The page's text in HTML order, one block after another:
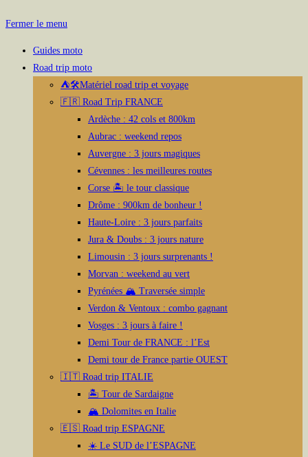
Fermer le menu
Guides moto
Road trip moto
⛺🛠️Matériel road trip et voyage
🇫🇷 Road Trip FRANCE
Ardèche : 42 cols et 800km
Aubrac : weekend repos
Auvergne : 3 jours magiques
Cévennes : les meilleures routes
Corse 🏝️ le tour classique
Drôme : 900km de bonheur !
Haute-Loire : 3 jours parfaits
Jura & Doubs : 3 jours nature
Limousin : 3 jours surprenants !
Morvan : weekend au vert
Pyrénées 🏔️ Traversée simple
Verdon & Ventoux : combo gagnant
Vosges : 3 jours à faire !
Demi Tour de FRANCE : l’Est
Demi tour de France partie OUEST
🇮🇹 Road trip ITALIE
🏝️ Tour de Sardaigne
🏔️ Dolomites en Italie
🇪🇸 Road trip ESPAGNE
☀️ Le SUD de l’ESPAGNE